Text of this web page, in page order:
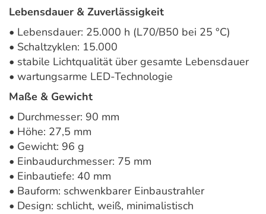
Lebensdauer & Zuverlässigkeit
• Lebensdauer: 25.000 h (L70/B50 bei 25 °C)
• Schaltzyklen: 15.000
• stabile Lichtqualität über gesamte Lebensdauer
• wartungsarme LED-Technologie
Maße & Gewicht
• Durchmesser: 90 mm
• Höhe: 27,5 mm
• Gewicht: 96 g
• Einbaudurchmesser: 75 mm
• Einbautiefe: 40 mm
• Bauform: schwenkbarer Einbaustrahler
• Design: schlicht, weiß, minimalistisch